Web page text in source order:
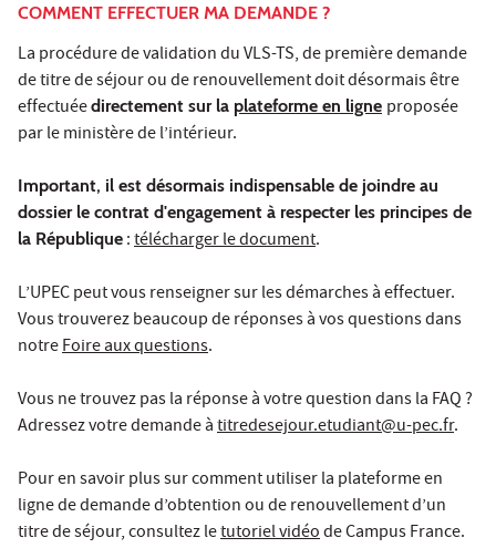
COMMENT EFFECTUER MA DEMANDE ?
La procédure de validation du VLS-TS, de première demande
de titre de séjour ou de renouvellement doit désormais être
effectuéedirectement sur la plateforme en ligne proposée
par le ministère de l’intérieur.
Important, il est désormais indispensable de joindre au
dossier le contrat d'engagement à respecter les principes de
la République :télécharger le document.
L’UPEC peut vous renseigner sur les démarches à effectuer.
Vous trouverez beaucoup de réponses à vos questions dans
notreFoire aux questions.
Vous ne trouvez pas la réponse à votre question dans la FAQ ?
Adressez votre demande àtitredesejour.etudiant@u-pec.fr.
Pour en savoir plus sur comment utiliser la plateforme en
ligne de demande d’obtention ou de renouvellement d’un
titre de séjour, consultez letutoriel vidéode Campus France.